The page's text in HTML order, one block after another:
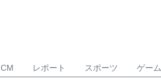
CM レポート スポーツ ゲーム